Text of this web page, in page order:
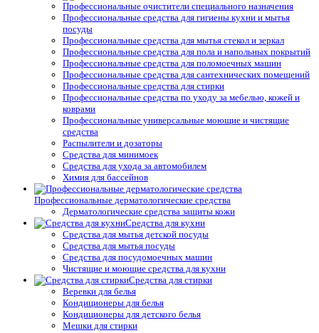
Профессиональные очистители специального назначения
Профессиональные средства для гигиены кухни и мытья
посуды
Профессиональные средства для мытья стекол и зеркал
Профессиональные средства для пола и напольных покрытий
Профессиональные средства для поломоечных машин
Профессиональные средства для сантехнических помещений
Профессиональные средства для стирки
Профессиональные средства по уходу за мебелью, кожей и
коврами
Профессиональные универсальные моющие и чистящие
средства
Распылители и дозаторы
Средства для минимоек
Средства для ухода за автомобилем
Химия для бассейнов
Профессиональные дерматологические средства
Дерматологические средства защиты кожи
Средства для кухни
Средства для мытья детской посуды
Средства для мытья посуды
Средства для посудомоечных машин
Чистящие и моющие средства для кухни
Средства для стирки
Веревки для белья
Кондиционеры для белья
Кондиционеры для детского белья
Мешки для стирки